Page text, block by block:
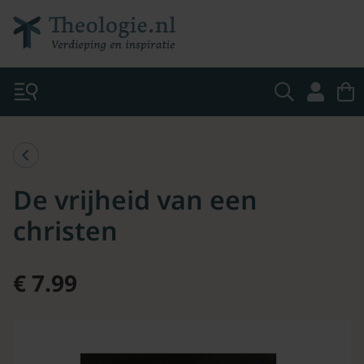
De vrijheid van een
christen
€ 7.99